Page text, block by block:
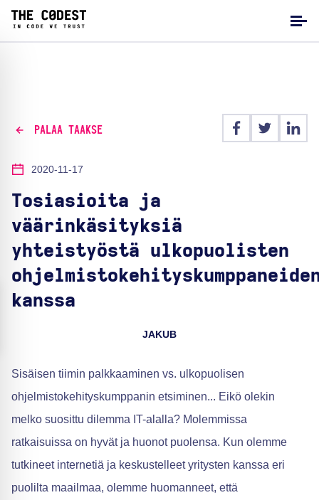
PALAA TAAKSE
2020-11-17
Tosiasioita ja
väärinkäsityksiä
yhteistyöstä ulkopuolisten
kanssa
JAKUB
Sisäisen tiimin palkkaaminen vs. ulkopuolisen
ohjelmistokehityskumppanin etsiminen... Eikö olekin
melko suosittu dilemma IT-alalla? Molemmissa
ratkaisuissa on hyvät ja huonot puolensa. Kun olemme
tutkineet internetiä ja keskustelleet yritysten kanssa eri
puolilta maailmaa, olemme huomanneet, että